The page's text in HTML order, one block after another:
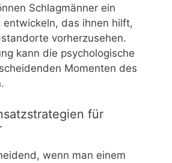
Schlagmänner ein
entwickeln, das ihnen hilft,
vorherzusehen.
kann die psychologische
Momenten des
für
wenn man einem